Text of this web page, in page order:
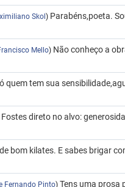
Skol) Parabéns,poeta.
Mello) Não conheço a
quem tem sua
Fostes direto no alvo:
bom kilates. E sabes brigar
Fernando Pinto) Tens uma prosa